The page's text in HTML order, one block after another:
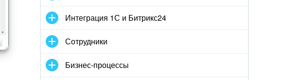
Интеграция 1С и Битрикс24
Сотрудники
Бизнес-процессы